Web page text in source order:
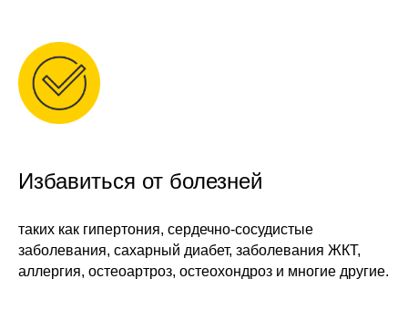
Избавиться от болезней
таких как гипертония, сердечно-сосудистые
заболевания, сахарный диабет, заболевания ЖКТ,
аллергия, остеоартроз, остеохондроз и многие другие.